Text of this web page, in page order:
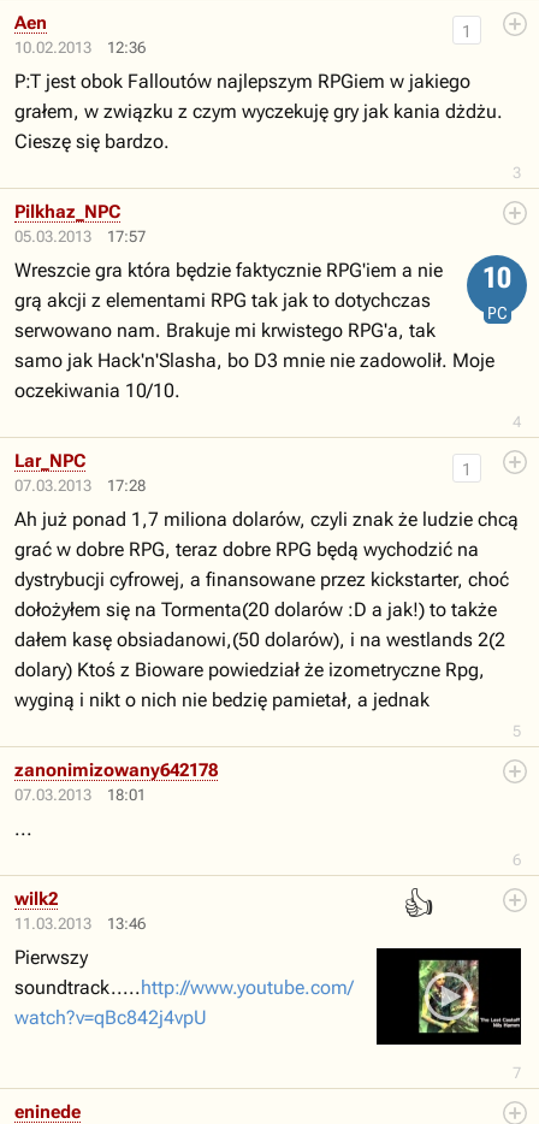
10.02.2013 12:36
3
1
Aen
P:T jest obok Falloutów najlepszym RPGiem w jakiego
grałem, w związku z czym wyczekuję gry jak kania dżdżu.
Cieszę się bardzo.
05.03.2013 17:57
4
Pilkhaz_NPC
10
PC
Wreszcie gra która będzie faktycznie RPG'iem a nie
grą akcji z elementami RPG tak jak to dotychczas
serwowano nam. Brakuje mi krwistego RPG'a, tak
samo jak Hack'n'Slasha, bo D3 mnie nie zadowolił. Moje
oczekiwania 10/10.
07.03.2013 17:28
5
1
Lar_NPC
Ah już ponad 1,7 miliona dolarów, czyli znak że ludzie chcą
grać w dobre RPG, teraz dobre RPG będą wychodzić na
dystrybucji cyfrowej, a finansowane przez kickstarter, choć
dołożyłem się na Tormenta(20 dolarów :D a jak!) to także
dałem kasę obsiadanowi,(50 dolarów), i na westlands 2(2
dolary) Ktoś z Bioware powiedział że izometryczne Rpg,
wyginą i nikt o nich nie bedzię pamietał, a jednak
07.03.2013 18:01
6
zanonimizowany642178
...
11.03.2013 13:46
👍
7
wilk2
Pierwszy
soundtrack.....http://www.youtube.com/
watch?v=qBc842j4vpU
eninede